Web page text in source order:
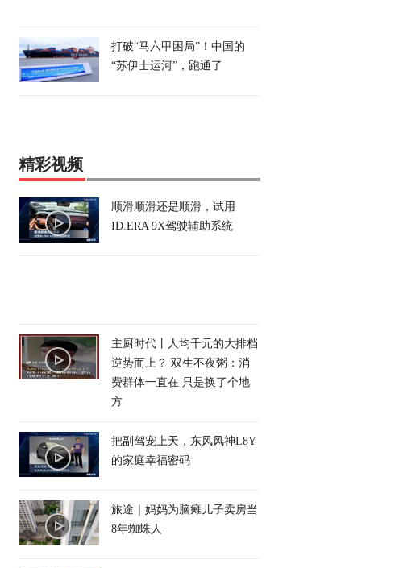
打破“马六甲困局”！中国的
“苏伊士运河”，跑通了
精彩视频
顺滑顺滑还是顺滑，试用
ID.ERA 9X驾驶辅助系统
主厨时代丨人均千元的大排档
逆势而上？ 双生不夜粥：消
费群体一直在 只是换了个地
方
把副驾宠上天，东风风神L8Y
的家庭幸福密码
旅途｜妈妈为脑瘫儿子卖房当
8年蜘蛛人